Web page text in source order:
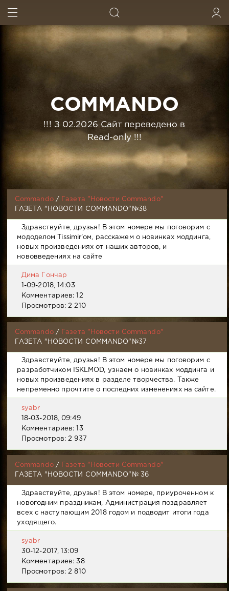
COMMANDO
!!! З 02.2026 Сайт переведено в
Read-only !!!
Commando/
Газета "Новости Commando"
ГАЗЕТА "НОВОСТИ COMMANDO"№38
Здравствуйте, друзья! В этом номере мы поговорим с
мододелом Tissimir'ом, расскажем о новинках моддинга,
новых произведениях от наших авторов, и
нововведениях на сайте
Дима Гончар
1-09-2018, 14:03
Комментариев: 12
Просмотров: 2 210
Commando/
Газета "Новости Commando"
ГАЗЕТА "НОВОСТИ COMMANDO"№37
Здравствуйте, друзья! В этом номере мы поговорим с
разработчиком ISKLMOD, узнаем о новинках моддинга и
новых произведениях в разделе творчества. Также
непременно прочтите о последних изменениях на сайте.
syabr
18-03-2018, 09:49
Комментариев: 13
Просмотров: 2 937
Commando/
Газета "Новости Commando"
ГАЗЕТА "НОВОСТИ COMMANDO"№ 36
Здравствуйте, друзья! В этом номере, приуроченном к
новогодним праздникам, Администрация поздравляет
всех с наступающим 2018 годом и подводит итоги года
уходящего.
syabr
30-12-2017, 13:09
Комментариев: 38
Просмотров: 2 810